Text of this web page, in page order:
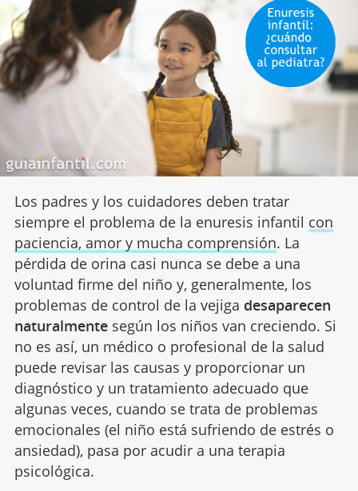
Los padres y los cuidadores deben tratar
siempre el problema de la enuresis infantil con
paciencia, amor y mucha comprensión. La
pérdida de orina casi nunca se debe a una
voluntad firme del niño y, generalmente, los
problemas de control de la vejiga desaparecen
naturalmentesegún los niños van creciendo. Si
no es así, un médico o profesional de la salud
puede revisar las causas y proporcionar un
diagnóstico y un tratamiento adecuado que
algunas veces, cuando se trata de problemas
emocionales (el niño está sufriendo de estrés o
ansiedad), pasa por acudir a una terapia
psicológica.